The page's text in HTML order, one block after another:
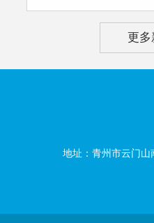
发布〈建设项目竣
告》(国环规环评〔
定，现将竣工验收
更多
地址：青州市云门山